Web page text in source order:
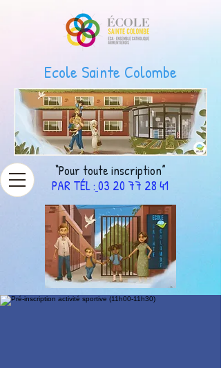
Ecole Sainte Colombe
“Pour toute inscription”
PAR TÉL: 03 20 77 28 41